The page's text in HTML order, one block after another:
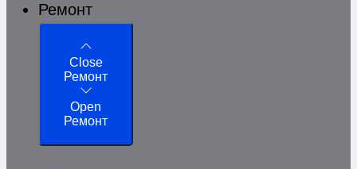
Ремонт
Close
Ремонт
Open
Ремонт